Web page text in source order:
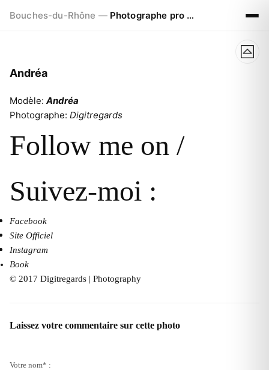
Bouches-du-Rhône — Photographe pro à Marseille - Aix - Avignon
Andréa
Modèle:Andréa
Photographe: Digitregards
Follow me on /
Suivez-moi :
Facebook
Site Officiel
Instagram
Book
© 2017 Digitregards | Photography
Laissez votre commentaire sur cette photo
Votre nom* :